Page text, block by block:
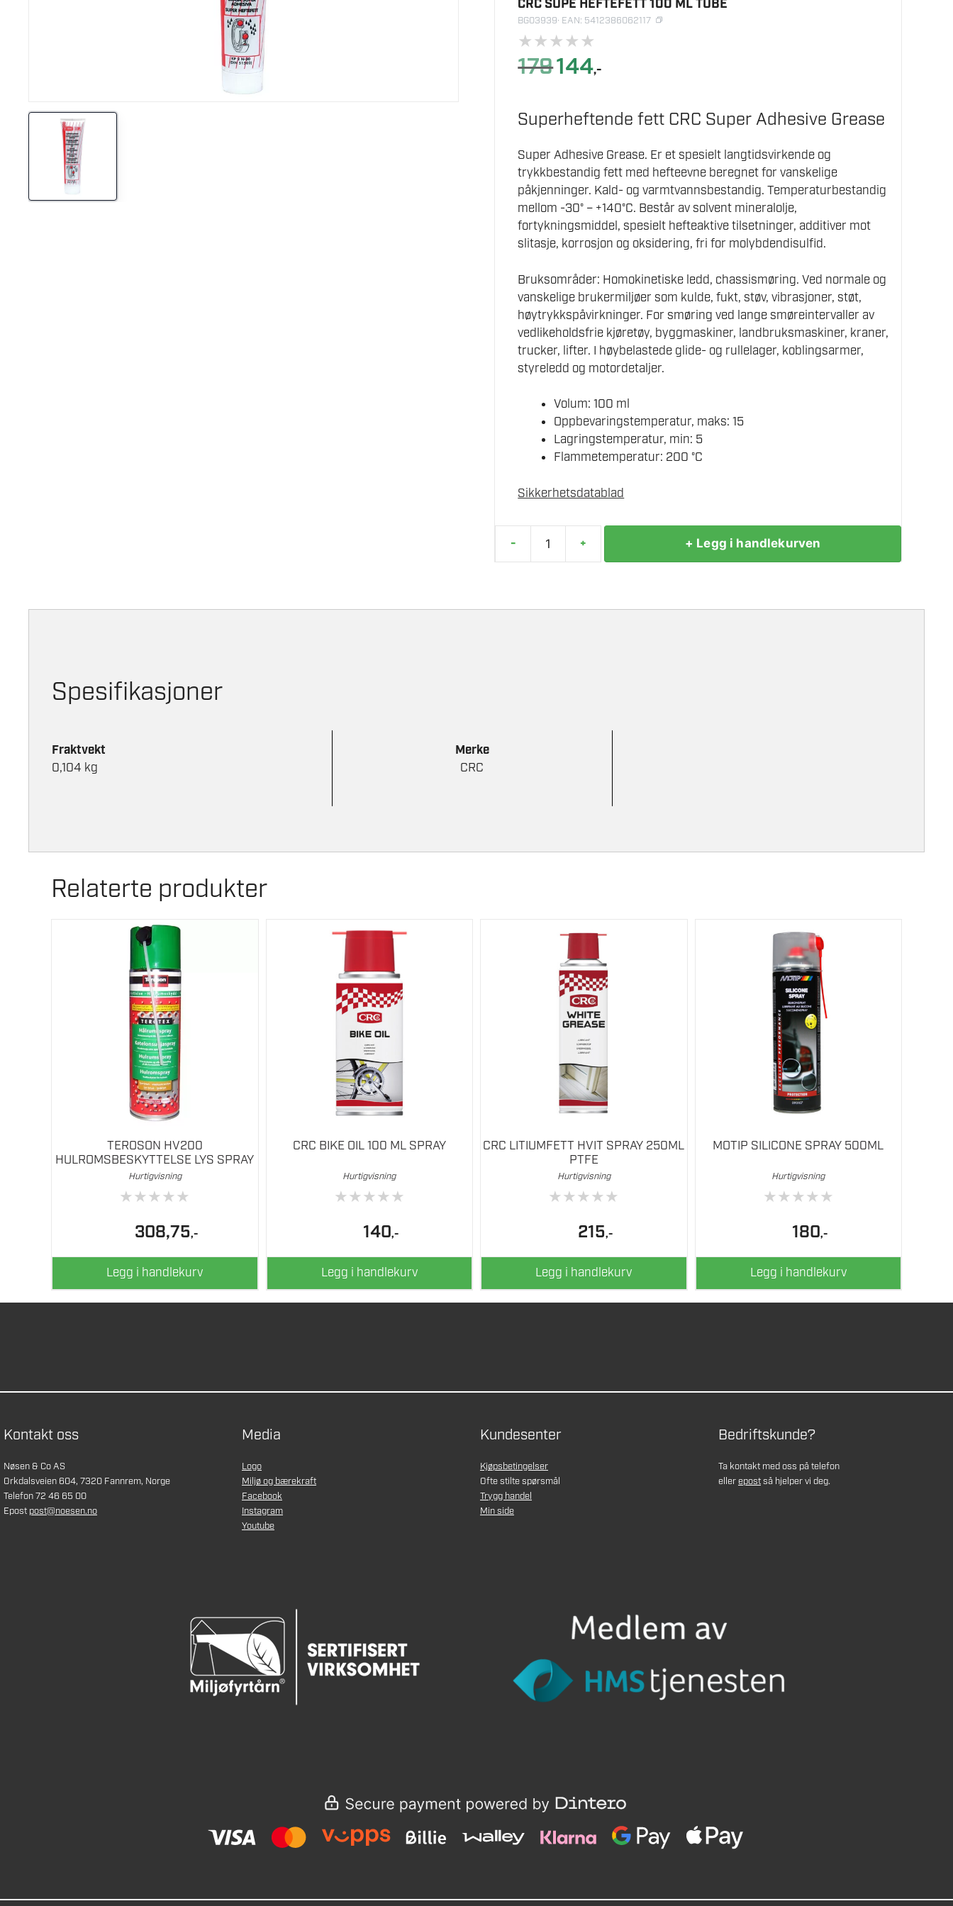
CRC SUPE HEFTEFETT 100 ML TUBE
BG03939· EAN: 5412386062117
★★★★★
179 Opprinnelig
pris
179.
144pris
,-
Superheftende fett CRC Super Adhesive Grease
Super Adhesive Grease. Er et spesielt langtidsvirkende og
trykkbestandig fett med hefteevne beregnet for vanskelige
påkjenninger. Kald- og varmtvannsbestandig. Temperaturbestandig
mellom -30° – +140°C. Består av solvent mineralolje,
fortykningsmiddel, spesielt hefteaktive tilsetninger, additiver mot
slitasje, korrosjon og oksidering, fri for molybdendisulfid.
Bruksområder: Homokinetiske ledd, chassismøring. Ved normale og
vanskelige brukermiljøer som kulde, fukt, støv, vibrasjoner, støt,
høytrykkspåvirkninger. For smøring ved lange smøreintervaller av
vedlikeholdsfrie kjøretøy, byggmaskiner, landbruksmaskiner, kraner,
trucker, lifter. I høybelastede glide- og rullelager, koblingsarmer,
styreledd og motordetaljer.
Volum: 100 ml
Oppbevaringstemperatur, maks: 15
Lagringstemperatur, min: 5
Flammetemperatur: 200 °C
Sikkerhetsdatablad
- + + Legg i handlekurven
Spesifikasjoner
Fraktvekt
0,104 kg
Merke
CRC
Relaterte produkter
TEROSON HV200
HULROMSBESKYTTELSE LYS SPRAY
Hurtigvisning
★★★★★
308,75,-
Legg i handlekurv
CRC BIKE OIL 100 ML SPRAY
Hurtigvisning
★★★★★
140,-
Legg i handlekurv
CRC LITIUMFETT HVIT SPRAY 250ML
PTFE
Hurtigvisning
★★★★★
215,-
Legg i handlekurv
MOTIP SILICONE SPRAY 500ML
Hurtigvisning
★★★★★
180,-
Legg i handlekurv
Kontakt oss
Nøsen & Co AS
Orkdalsveien 604, 7320 Fannrem, Norge
Telefon 72 46 65 00
Epost post@noesen.no
Media
Logo
Miljø og bærekraft
Facebook
Instagram
Youtube
Kundesenter
Kjøpsbetingelser
Ofte stilte spørsmål
Trygg handel
Min side
Bedriftskunde?
Ta kontakt med oss på telefon
ellerepostså hjelper vi deg.